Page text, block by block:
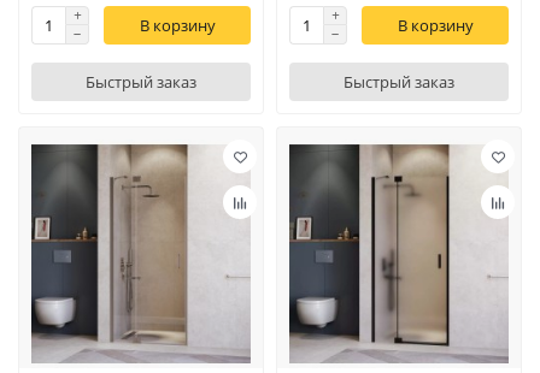
В корзину
Быстрый заказ
В корзину
Быстрый заказ